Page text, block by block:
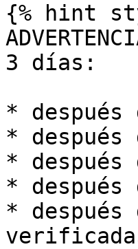
{% hint
3 días:
* después
*
*
*
*